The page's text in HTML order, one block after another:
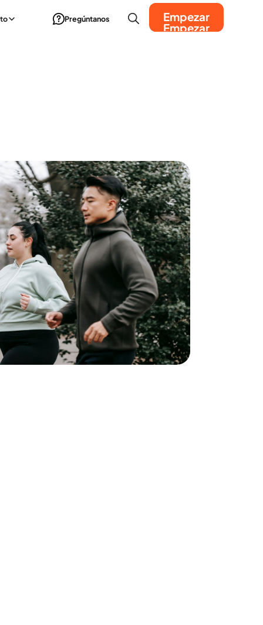
Pregúntanos
Empezar
Empezar